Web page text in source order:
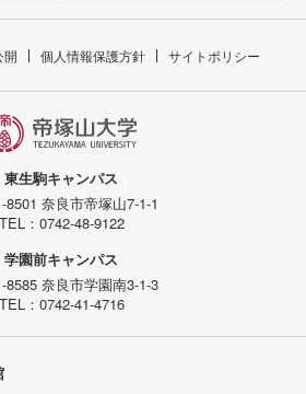
開 個人情報保護方針 サイトポリシー
東生駒キャンパス
8501 奈良市帝塚山7-1-1
TEL：0742-48-9122
学園前キャンパス
8585 奈良市学園南3-1-3
TEL：0742-41-4716